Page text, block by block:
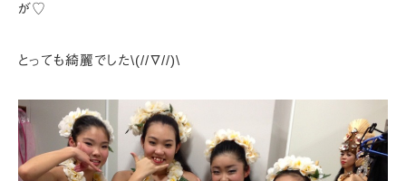
が♡
とっても綺麗でした\(//∇//)\